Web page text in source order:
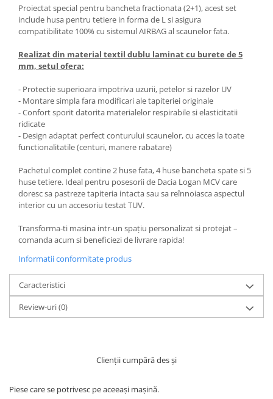
Proiectat special pentru bancheta fractionata (2+1), acest set
include husa pentru tetiere in forma de L si asigura
compatibilitate 100% cu sistemul AIRBAG al scaunelor fata.
Realizat din material textil dublu laminat cu burete de 5
mm, setul ofera:
- Protectie superioara impotriva uzurii, petelor si razelor UV
- Montare simpla fara modificari ale tapiteriei originale
- Confort sporit datorita materialelor respirabile si elasticitatii
ridicate
- Design adaptat perfect conturului scaunelor, cu acces la toate
functionalitatile (centuri, manere rabatare)
Pachetul complet contine 2 huse fata, 4 huse bancheta spate si 5
huse tetiere. Ideal pentru posesorii de Dacia Logan MCV care
doresc sa pastreze tapiteria intacta sau sa reînnoiasca aspectul
interior cu un accesoriu testat TUV.
Transforma-ti masina intr-un spațiu personalizat si protejat –
comanda acum si beneficiezi de livrare rapida!
Informatii conformitate produs
Caracteristici
Review-uri(0)
Clienții cumpără des și
Piese care se potrivesc pe aceeași mașină.